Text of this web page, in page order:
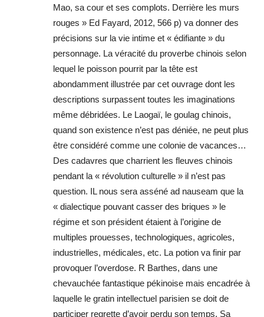
Mao, sa cour et ses complots. Derrière les murs
rouges » Ed Fayard, 2012, 566 p) va donner des
précisions sur la vie intime et « édifiante » du
personnage. La véracité du proverbe chinois selon
lequel le poisson pourrit par la tête est
abondamment illustrée par cet ouvrage dont les
descriptions surpassent toutes les imaginations
même débridées. Le Laogaï, le goulag chinois,
quand son existence n’est pas déniée, ne peut plus
être considéré comme une colonie de vacances…
Des cadavres que charrient les fleuves chinois
pendant la « révolution culturelle » il n’est pas
question. IL nous sera asséné ad nauseam que la
« dialectique pouvant casser des briques » le
régime et son président étaient à l’origine de
multiples prouesses, technologiques, agricoles,
industrielles, médicales, etc. La potion va finir par
provoquer l’overdose. R Barthes, dans une
chevauchée fantastique pékinoise mais encadrée à
laquelle le gratin intellectuel parisien se doit de
participer regrette d’avoir perdu son temps. Sa